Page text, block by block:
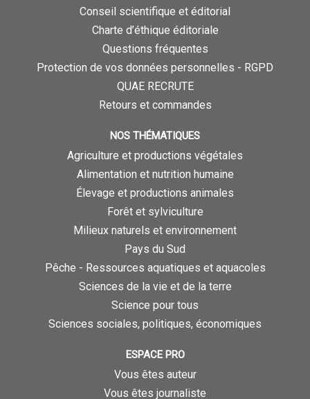
Conseil scientifique et éditorial
Charte d’éthique éditoriale
Questions fréquentes
Protection de vos données personnelles - RGPD
QUAE RECRUTE
Retours et commandes
NOS THÉMATIQUES
Agriculture et productions végétales
Alimentation et nutrition humaine
Élevage et productions animales
Forêt et sylviculture
Milieux naturels et environnement
Pays du Sud
Pêche - Ressources aquatiques et aquacoles
Sciences de la vie et de la terre
Science pour tous
Sciences sociales, politiques, économiques
ESPACE PRO
Vous êtes auteur
Vous êtes journaliste